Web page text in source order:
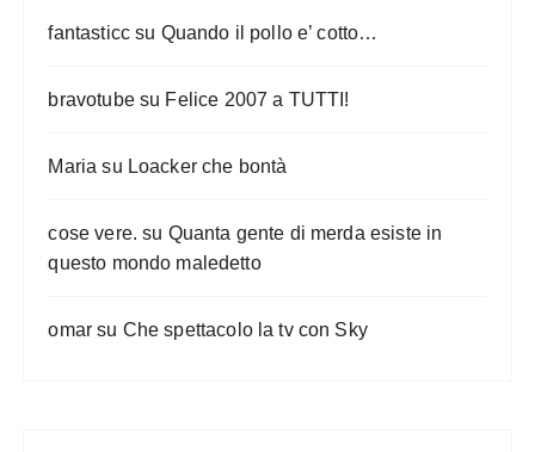
fantasticc su Quando il pollo e’ cotto…
bravotubesu Felice 2007 a TUTTI!
Maria su Loacker che bontà
cose vere. su Quanta gente di merda esiste in
questo mondo maledetto
omar su Che spettacolo la tv con Sky